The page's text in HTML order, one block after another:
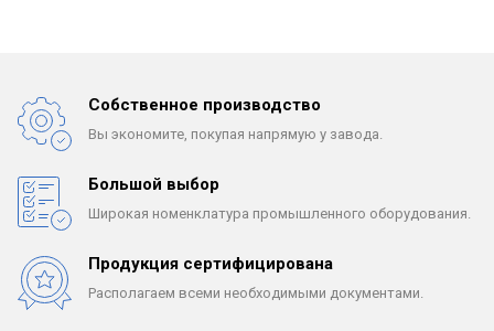
Собственное производство
Вы экономите, покупая напрямую у завода.
Большой выбор
Широкая номенклатура промышленного оборудования.
Продукция сертифицирована
Располагаем всеми необходимыми документами.